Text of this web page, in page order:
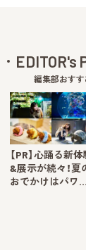
EDITOR's
編集部おすす
【PR】心踊る新体
&展示が続々！夏
おでかけはパワ…